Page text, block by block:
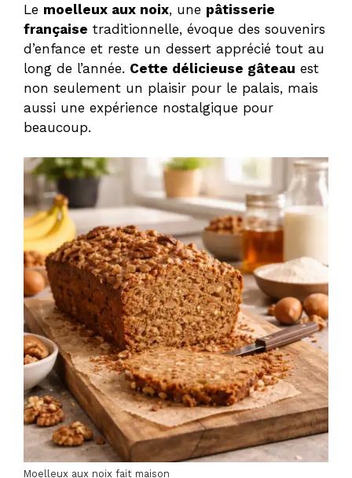
Le moelleux aux noix, une pâtisserie
française traditionnelle, évoque des souvenirs
d’enfance et reste un dessert apprécié tout au
long de l’année. Cette délicieuse gâteau est
non seulement un plaisir pour le palais, mais
aussi une expérience nostalgique pour
beaucoup.
Moelleux aux noix fait maison